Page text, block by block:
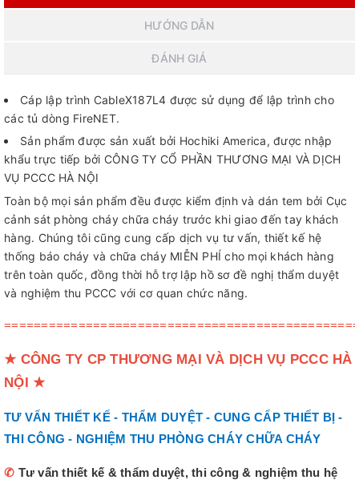
HƯỚNG DẪN
ĐÁNH GIÁ
Cáp lập trình CableX187L4 được sử dụng để lập trình cho
các tủ dòng FireNET.
Sản phẩm được sản xuất bởi Hochiki America, được nhập
khẩu trực tiếp bởi CÔNG TY CỔ PHẦN THƯƠNG MẠI VÀ DỊCH
VỤ PCCC HÀ NỘI
Toàn bộ mọi sản phẩm đều được kiểm định và dán tem bởi Cục
cảnh sát phòng cháy chữa cháy trước khi giao đến tay khách
hàng. Chúng tôi cũng cung cấp dịch vụ tư vấn, thiết kế hệ
thống báo cháy và chữa cháy MIỄN PHÍ cho mọi khách hàng
trên toàn quốc, đồng thời hỗ trợ lập hồ sơ đề nghị thẩm duyệt
và nghiệm thu PCCC với cơ quan chức năng.
★ CÔNG TY CP THƯƠNG MẠI VÀ DỊCH VỤ PCCC HÀ
NỘI ★
TƯ VẤN THIẾT KẾ - THẨM DUYỆT - CUNG CẤP THIẾT BỊ -
THI CÔNG - NGHIỆM THU PHÒNG CHÁY CHỮA CHÁY
✆ Tư vấn thiết kế & thẩm duyệt, thi công & nghiệm thu hệ